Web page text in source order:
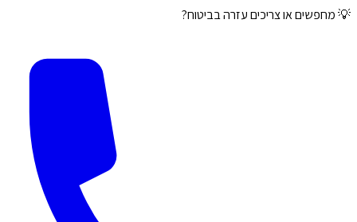
💡 מחפשים או צריכים עזרה בביטוח?